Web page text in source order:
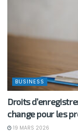
BUSINESS
Droits
change pour les
19 MARS 2026